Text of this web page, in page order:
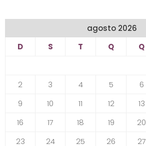
agosto 2026
D
S T Q Q
2
3 4 5 6
9
10 11 12 13
16
17 18 19 20
23
24 25 26 27